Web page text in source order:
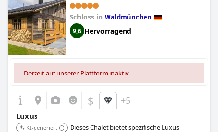
Schloss in Waldmünchen
9,6 Hervorragend
Derzeit auf unserer Plattform inaktiv.
$ +5
Luxus
KI-generiert
Dieses Chalet bietet spezifische Luxus-